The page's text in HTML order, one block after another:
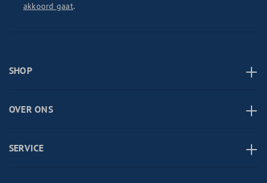
akkoord gaat.
SHOP
OVER ONS
SERVICE